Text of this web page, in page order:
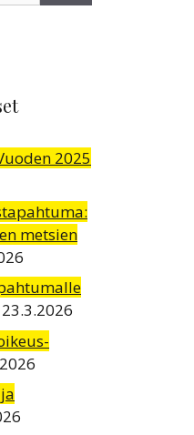
2025
metsien
23.3.2026